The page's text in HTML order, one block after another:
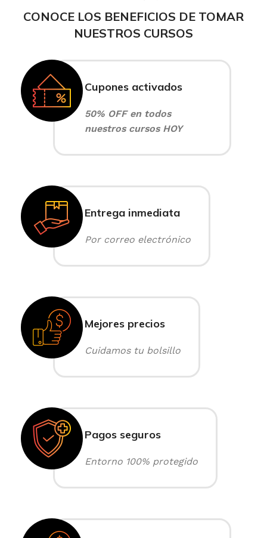
CONOCE LOS BENEFICIOS DE TOMAR
NUESTROS CURSOS
Cupones activados
50% OFF en todos
nuestros cursos HOY
Entrega inmediata
Por correo electrónico
Mejores precios
Cuidamos tu bolsillo
Pagos seguros
Entorno 100% protegido